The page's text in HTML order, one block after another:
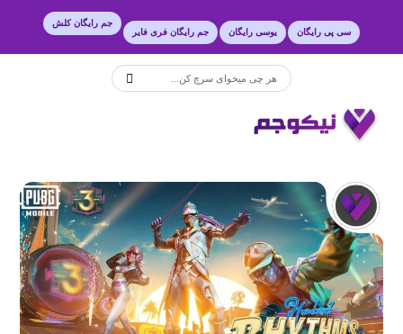
سی پی رایگان یوسی رایگان جم رایگان فری فایر
جم رایگان کلش